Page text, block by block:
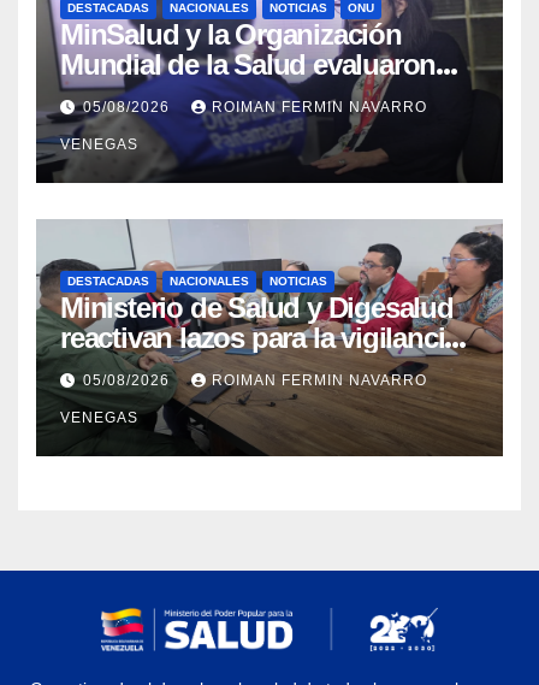
DESTACADAS NACIONALES NOTICIAS ONU
MinSalud y la Organización
Mundial de la Salud evaluaron
propuesta técnica integral en
materia de agua saneamiento e
higiene ante contingencia
sísmica
05/08/2026 ROIMAN FERMIN NAVARRO
VENEGAS
DESTACADAS NACIONALES NOTICIAS
Ministerio de Salud y Digesalud
reactivan lazos para la vigilancia
epidemiológica y el control de
enfermedades
05/08/2026 ROIMAN FERMIN NAVARRO
VENEGAS